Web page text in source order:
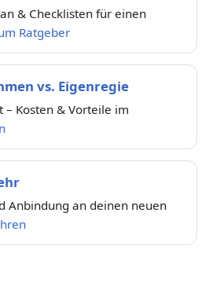
& Checklisten für einen
Ratgeber
vs. Eigenregie
– Kosten & Vorteile im
Anbindung an deinen neuen